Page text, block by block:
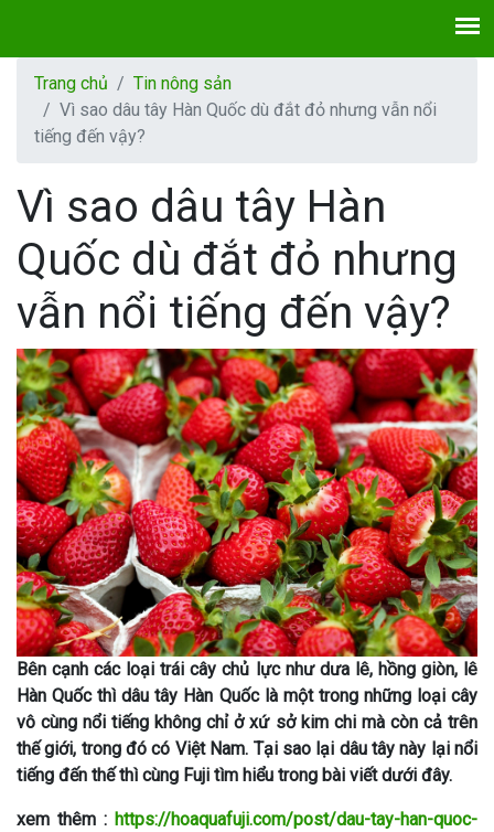
Trang chủ
Tin nông sản
Vì sao dâu tây Hàn Quốc dù đắt đỏ nhưng vẫn nổi
tiếng đến vậy?
Vì sao dâu tây Hàn
Quốc dù đắt đỏ nhưng
vẫn nổi tiếng đến vậy?
Bên cạnh các loại trái cây chủ lực như dưa lê, hồng giòn, lê
Hàn Quốc thì dâu tây Hàn Quốc là một trong những loại cây
vô cùng nổi tiếng không chỉ ở xứ sở kim chi mà còn cả trên
thế giới, trong đó có Việt Nam. Tại sao lại dâu tây này lại nổi
tiếng đến thế thì cùng Fuji tìm hiểu trong bài viết dưới đây.
xem thêm : https://hoaquafuji.com/post/dau-tay-han-quoc-